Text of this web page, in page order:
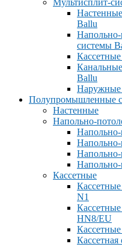
Мультисплит-
Ballu
Напольно-
системы
Ballu
Наружные
Полупромышленные
Настенные
Напольно-
Кассетные
N1
HN8/EU